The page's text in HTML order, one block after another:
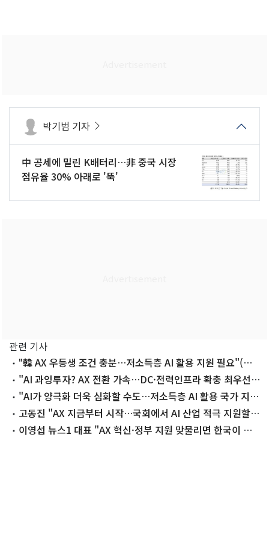
박기범 기자
中 공세에 밀린 K배터리…非 중국 시장
점유율 30% 아래로 '뚝'
관련 기사
"韓 AX 우등생 조건 충분…저소득층 AI 활용 지원 필요"(종
합2보)
"AI 과잉투자? AX 전환 가속…DC·전력인프라 확충 최우선"
(종합)
"AI가 양극화 더욱 심화할 수도…저소득층 AI 활용 국가 지원
필요"
고동진 "AX 지금부터 시작…국회에서 AI 산업 적극 지원할
것"이영섭 뉴스1 대표 "AX 혁신·정부 지원 맞물리면 한국이 선